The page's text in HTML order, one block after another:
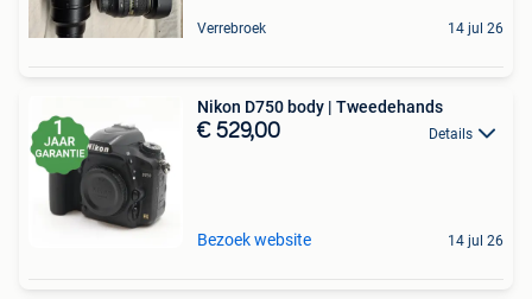
Verrebroek 14 jul 26
Nikon D750 body | Tweedehands
€ 529,00 Details
Bezoek website 14 jul 26